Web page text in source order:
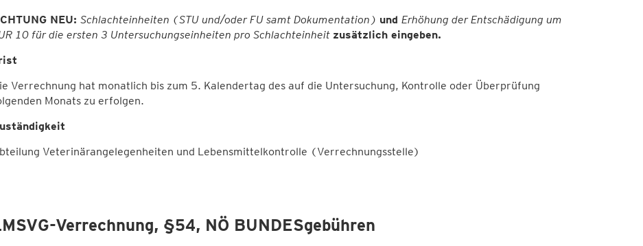
NEU: Schlachteinheiten (STU und/oder FU samt Dokumentation) und Erhöhung der Entschädigung um
10 für die ersten 3 Untersuchungseinheiten pro Schlachteinheit zusätzlich eingeben.
Verrechnung hat monatlich bis zum 5. Kalendertag des auf die Untersuchung, Kontrolle oder Überprüfung
Monats zu erfolgen.
Veterinärangelegenheiten und Lebensmittelkontrolle (Verrechnungsstelle)
Verrechnung, §54, NÖ BUNDESgebühren